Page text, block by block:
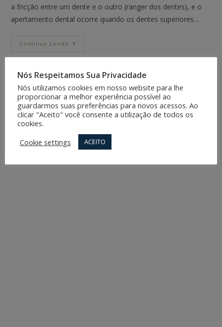
a fricção entre um dente e o outro (ranger dos dentes), e o
apertamento dental ocorre quando os dentes superiores…
Continue Lendo
Nós Respeitamos Sua Privacidade
Nós utilizamos cookies em nosso website para lhe
proporcionar a melhor experiência possível ao
guardarmos suas preferências para novos acessos. Ao
clicar "Aceito" você consente a utilização de todos os
cookies.
Cookie settings
ACEITO